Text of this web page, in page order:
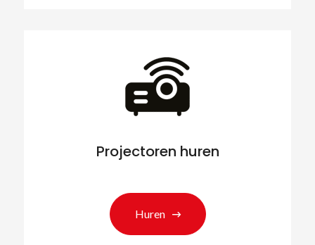
Projectoren huren
Huren